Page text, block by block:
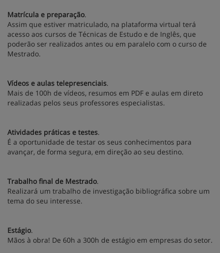
Matrícula e preparação.
Assim que estiver matriculado, na plataforma virtual terá
acesso aos cursos de Técnicas de Estudo e de Inglês, que
poderão ser realizados antes ou em paralelo com o curso de
Mestrado.
Vídeos e aulas telepresenciais.
Mais de 100h de vídeos, resumos em PDF e aulas em direto
realizadas pelos seus professores especialistas.
Atividades práticas e testes.
É a oportunidade de testar os seus conhecimentos para
avançar, de forma segura, em direção ao seu destino.
Trabalho final de Mestrado.
Realizará um trabalho de investigação bibliográfica sobre um
tema do seu interesse.
Estágio.
Mãos à obra! De 60h a 300h de estágio em empresas do setor.